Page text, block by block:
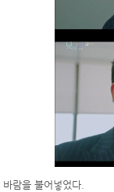
람을 불어넣었다.